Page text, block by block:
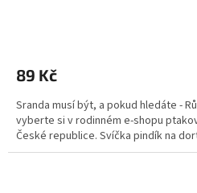
je
z
5
hvězdiček.
89 Kč
Sranda musí být, a pokud hledáte -
vyberte si v rodinném e-shopu
České republice. Svíčka pindík na